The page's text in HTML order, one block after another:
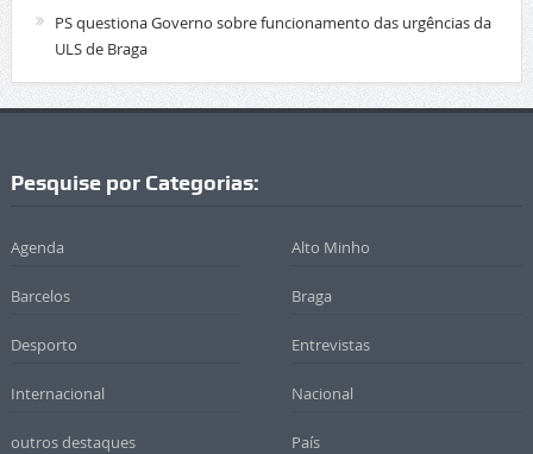
PS questiona Governo sobre funcionamento das urgências da
ULS de Braga
Pesquise por Categorias:
Agenda Alto Minho
Barcelos Braga
Desporto Entrevistas
Internacional Nacional
outros destaques País